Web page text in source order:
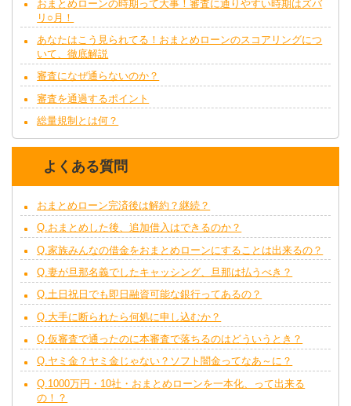
おまとめローンの時期って大事！審査に通りやすい時期はズバ
リ○月！
あなたはこう見られてる！おまとめローンのスコアリングにつ
いて、徹底解説
審査になぜ通らないのか？
審査を通過するポイント
総量規制とは何？
よくある質問
おまとめローン完済後は解約？継続？
Q.おまとめした後、追加借入はできるのか？
Q.家族みんなの借金をおまとめローンにすることは出来るの？
Q.妻が旦那名義でしたキャッシング、旦那は払うべき？
Q.土日祝日でも即日融資可能な銀行ってあるの？
Q.大手に断られたら何処に申し込むか？
Q.仮審査で通ったのに本審査で落ちるのはどういうとき？
Q.ヤミ金？ヤミ金じゃない？ソフト闇金ってなあ～に？
Q.1000万円・10社・おまとめローンを一本化、って出来る
の！？